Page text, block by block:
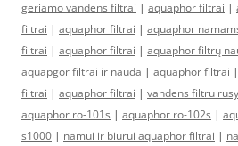
geriamo vandens filtrai | aquaphor filtrai |
filtrai | aquaphor filtrai | aquaphor
filtrai | aquaphor filtrai | aquaphor filtrų
aquapgor filtrai ir nauda | aquaphor filtrai |
filtrai | aquaphor filtrai | vandens filtru
aquaphor ro-101s | aquaphor ro-102s |
s1000 | namui ir biurui aquaphor filtrai |